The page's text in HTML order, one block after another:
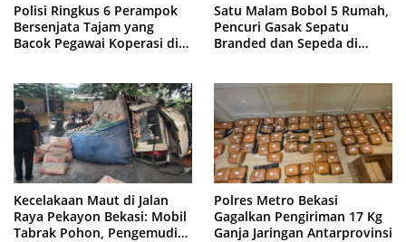
Polisi Ringkus 6 Perampok
Bersenjata Tajam yang
Bacok Pegawai Koperasi di
Satu Malam Bobol 5 Rumah,
Pencuri Gasak Sepatu
Branded dan Sepeda di
Kecelakaan Maut di Jalan
Raya Pekayon Bekasi: Mobil
Tabrak Pohon, Pengemudi
Polres Metro Bekasi
Gagalkan Pengiriman 17 Kg
Ganja Jaringan Antarprovinsi